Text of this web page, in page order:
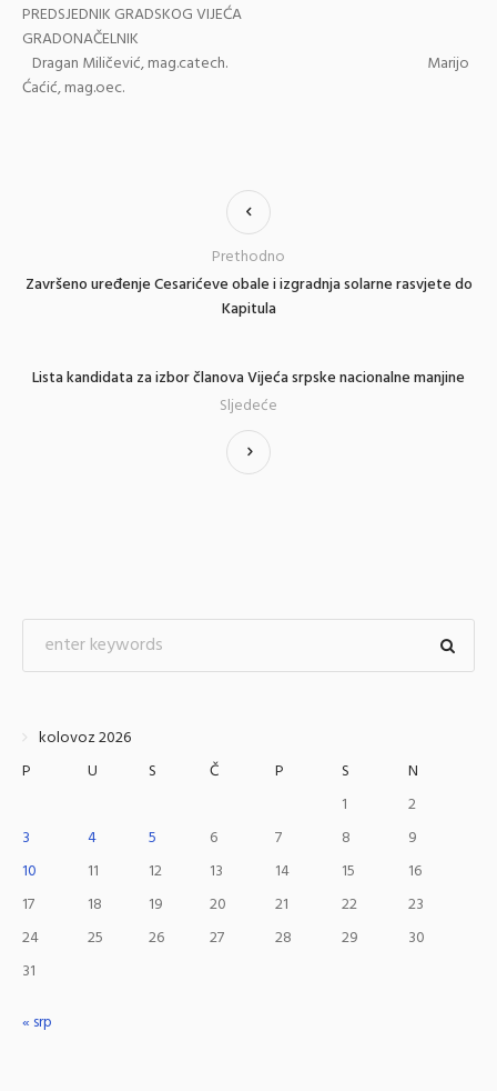
PREDSJEDNIK GRADSKOG VIJEĆA
GRADONAČELNIK
Dragan Miličević, mag.catech. Marijo
Ćaćić, mag.oec.
Završeno uređenje Cesarićeve obale i izgradnja solarne rasvjete do
Kapitula
Prethodno
Lista kandidata za izbor članova Vijeća srpske nacionalne manjine
Sljedeće
kolovoz 2026
P
U S Č P S
N
1
2
3
4 5 6 7 8
9
10
11 12 13 14 15
16
17
18 19 20 21 22
23
24
25 26 27 28 29
30
31
« srp